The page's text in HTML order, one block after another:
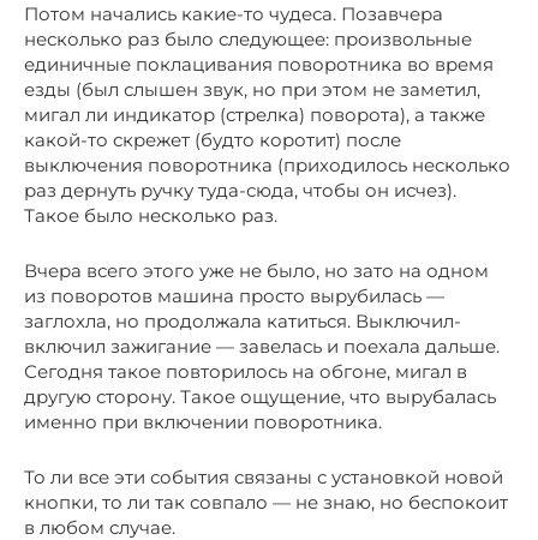
Потом начались какие-то чудеса. Позавчера
несколько раз было следующее: произвольные
единичные поклацивания поворотника во время
езды (был слышен звук, но при этом не заметил,
мигал ли индикатор (стрелка) поворота), а также
какой-то скрежет (будто коротит) после
выключения поворотника (приходилось несколько
раз дернуть ручку туда-сюда, чтобы он исчез).
Такое было несколько раз.
Вчера всего этого уже не было, но зато на одном
из поворотов машина просто вырубилась —
заглохла, но продолжала катиться. Выключил-
включил зажигание — завелась и поехала дальше.
Сегодня такое повторилось на обгоне, мигал в
другую сторону. Такое ощущение, что вырубалась
именно при включении поворотника.
То ли все эти события связаны с установкой новой
кнопки, то ли так совпало — не знаю, но беспокоит
в любом случае.